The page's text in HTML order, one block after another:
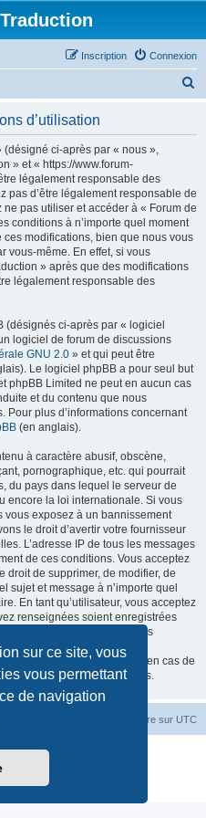
sur ce site, vous
vous permettant
de navigation
Connexion
Inscription
d’utilisation
(désigné ci-après par « nous »,
» et « https://www.forum-
légalement responsable des
pas d’être légalement responsable de
pas utiliser et accéder à « Forum de
conditions à n’importe quel moment
modifications, bien que nous vous
vous-même. En effet, si vous
» après que des modifications
légalement responsable des
(désignés ci-après par « logiciel
logiciel de forum de discussions
GNU 2.0 » et qui peut être
Le logiciel phpBB a pour seul but
phpBB Limited ne peut en aucun cas
et du contenu que nous
Pour plus d’informations concernant
(en anglais).
à caractère abusif, obscène,
pornographique, etc. qui pourrait
du pays dans lequel le serveur de
encore la loi internationale. Si vous
vous exposez à un bannissement
le droit d’avertir votre fournisseur
L’adresse IP de tous les messages
de ces conditions. Vous acceptez
droit de supprimer, de modifier, de
sujet et message à n’importe quel
En tant qu’utilisateur, vous acceptez
renseignées soient enregistrées
informations ne seront pas
ni « Forum de
tenus comme responsables en cas de
à compromettre vos données.
Fuseau horaire sur UTC
Software © phpBB Limited
|Conditions